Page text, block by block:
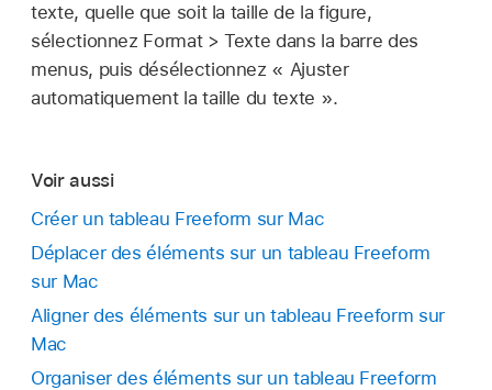
texte, quelle que soit la taille de la figure,
sélectionnez Format > Texte dans la barre des
menus, puis désélectionnez « Ajuster
automatiquement la taille du texte ».
Voir aussi
Créer un tableau Freeform sur Mac
Déplacer des éléments sur un tableau Freeform
sur Mac
Aligner des éléments sur un tableau Freeform sur
Mac
Organiser des éléments sur un tableau Freeform